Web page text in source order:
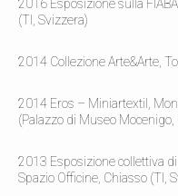
2016 Esposizione sulla
(TI, Svizzera)
2014 Collezione Arte&Arte,
2014 Eros – Miniartextil,
(Palazzo di Museo Mocenigo,
2013 Esposizione collettiva
Spazio Officine, Chiasso (TI,